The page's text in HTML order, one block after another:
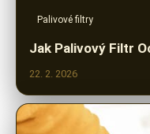
Palivové filtry
Jak Palivový Filtr
22. 2. 2026